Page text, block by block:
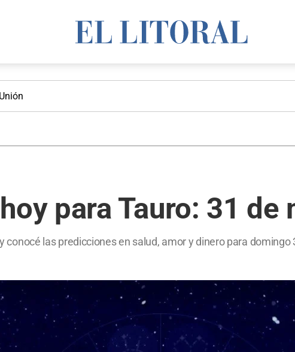
Unión
para Tauro: 31 de
conocé las predicciones en salud, amor y dinero para domingo